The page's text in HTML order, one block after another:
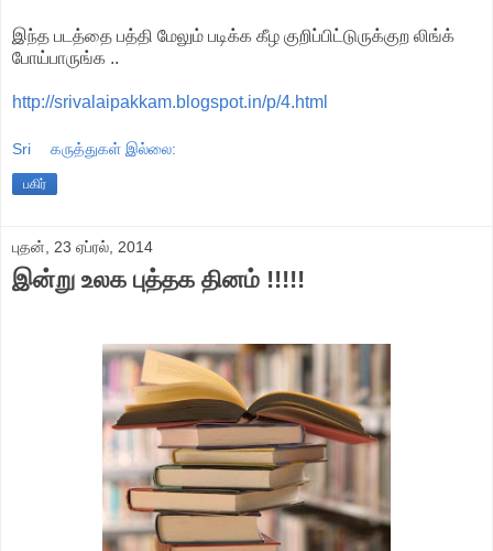
இந்த படத்தை பத்தி மேலும் படிக்க கீழ குறிப்பிட்டுருக்குற லிங்க்
போய்பாருங்க ..
http://srivalaipakkam.blogspot.in/p/4.html
Sri கருத்துகள் இல்லை:
பகிர்
புதன், 23 ஏப்ரல், 2014
இன்று உலக புத்தக தினம் !!!!!